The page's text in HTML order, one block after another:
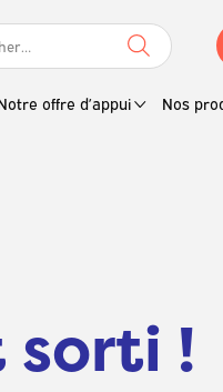
:
offre d’appui Nos
sorti !